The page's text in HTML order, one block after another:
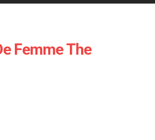
Femme The